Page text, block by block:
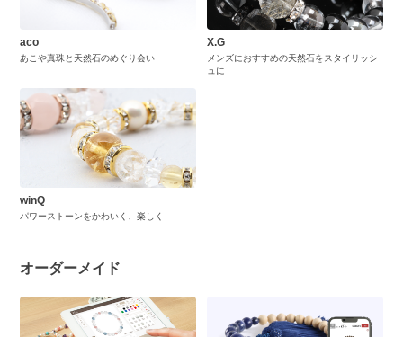
aco
あこや真珠と天然石のめぐり会い
X.G
メンズにおすすめの天然石をスタイリッシ
ュに
winQ
パワーストーンをかわいく、楽しく
オーダーメイド